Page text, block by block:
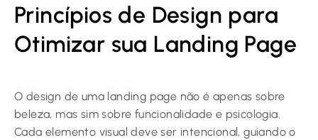
Princípios de Design para
Otimizar sua Landing Page
O design de uma landing page não é apenas sobre
beleza, mas sim sobre funcionalidade e psicologia.
Cada elemento visual deve ser intencional, guiando o